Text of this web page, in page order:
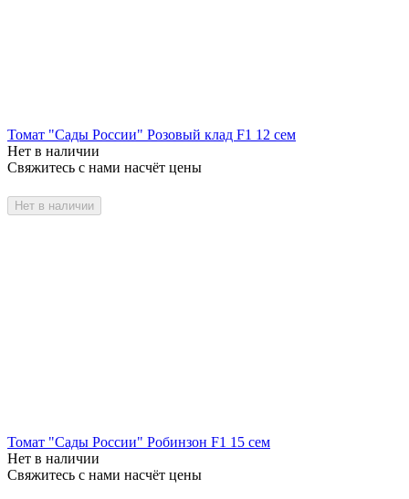
Томат "Сады России" Розовый клад F1 12 сем
Нет в наличии
Свяжитесь с нами насчёт цены
Нет в наличии
Томат "Сады России" Робинзон F1 15 сем
Нет в наличии
Свяжитесь с нами насчёт цены